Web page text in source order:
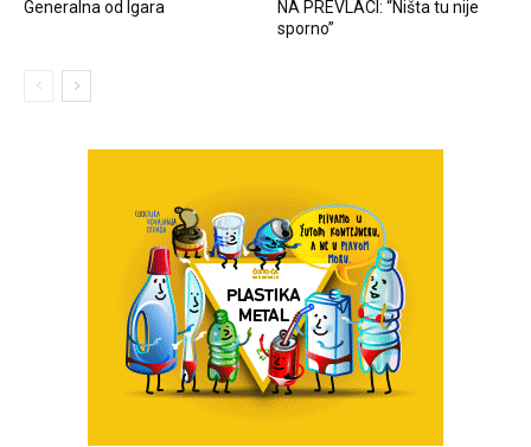
Generalna od Igara
NA PREVLACI: “Ništa tu nije
sporno”